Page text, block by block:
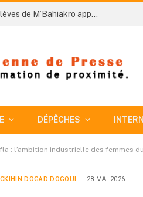
Côte d’Ivoire – AIP/ An 66 : les parents d’élèves de M’Bahiakro appelés à plus de responsabilité et d’engagement
DÉPÊCHES
: l’ambition industrielle des femmes
CKIHIN DOGAD DOGOUI 28 MAI 2026